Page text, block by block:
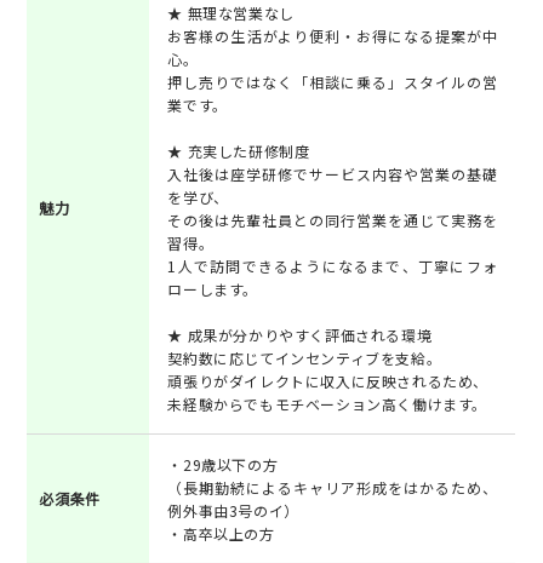
魅力
★ 無理な営業なし
お客様の生活がより便利・お得になる提案が中
心。
押し売りではなく「相談に乗る」スタイルの営
業です。
★ 充実した研修制度
入社後は座学研修でサービス内容や営業の基礎
を学び、
その後は先輩社員との同行営業を通じて実務を
習得。
1人で訪問できるようになるまで、丁寧にフォ
ローします。
★ 成果が分かりやすく評価される環境
契約数に応じてインセンティブを支給。
頑張りがダイレクトに収入に反映されるため、
未経験からでもモチベーション高く働けます。
必須条件
・29歳以下の方
（長期勤続によるキャリア形成をはかるため、
例外事由3号のイ）
・高卒以上の方